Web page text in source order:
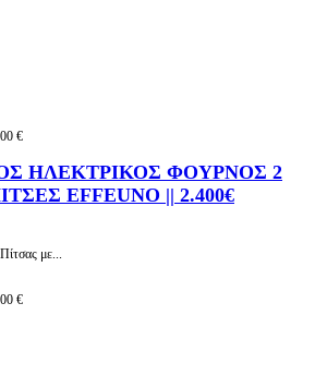
€
ΗΛΕΚΤΡΙΚΟΣ ΦΟΥΡΝΟΣ 2
EFFEUNO || 2.400€
με...
€